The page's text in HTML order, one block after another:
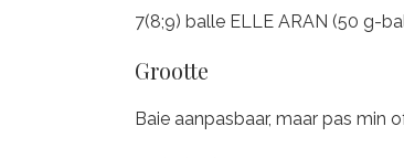
7(8;9) balle ELLE ARAN (50 g-
Grootte
Baie aanpasbaar, maar pas